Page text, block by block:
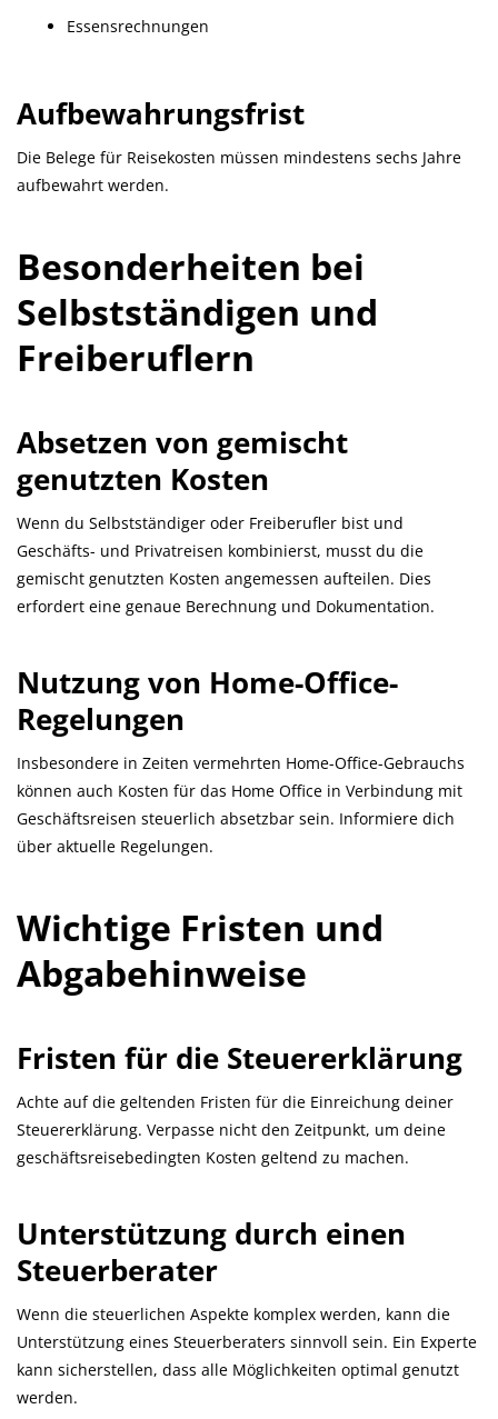
Essensrechnungen
Aufbewahrungsfrist
Die Belege für Reisekosten müssen mindestens sechs Jahre
aufbewahrt werden.
Besonderheiten bei
Selbstständigen und
Freiberuflern
Absetzen von gemischt
genutzten Kosten
Wenn du Selbstständiger oder Freiberufler bist und
Geschäfts- und Privatreisen kombinierst, musst du die
gemischt genutzten Kosten angemessen aufteilen. Dies
erfordert eine genaue Berechnung und Dokumentation.
Nutzung von Home-Office-
Regelungen
Insbesondere in Zeiten vermehrten Home-Office-Gebrauchs
können auch Kosten für das Home Office in Verbindung mit
Geschäftsreisen steuerlich absetzbar sein. Informiere dich
über aktuelle Regelungen.
Wichtige Fristen und
Abgabehinweise
Fristen für die Steuererklärung
Achte auf die geltenden Fristen für die Einreichung deiner
Steuererklärung. Verpasse nicht den Zeitpunkt, um deine
geschäftsreisebedingten Kosten geltend zu machen.
Unterstützung durch einen
Steuerberater
Wenn die steuerlichen Aspekte komplex werden, kann die
Unterstützung eines Steuerberaters sinnvoll sein. Ein Experte
kann sicherstellen, dass alle Möglichkeiten optimal genutzt
werden.